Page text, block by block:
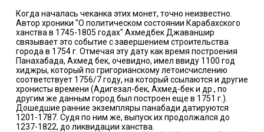
Когда началась чеканка этих монет, точно неизвестно.
Автор хроники "О политическом состоянии Карабахского
ханства в 1745-1805 годах" Ахмедбек Джаваншир
связывает это событие с завершением строительства
города в 1754 г. Отмечая эту дату как время построения
Панахабада, Ахмед бек, очевидно, имел ввиду 1100 год
хиджры, который по григорианскому летоисчислению
соответствует 1756/7 году, на который ссылаются и другие
хронисты времени (Адигезал-бек, Ахмед-бек и др., по
другим же данным город был построен еще в 1751 г.).
Дошедшие ранние экземпляры панабади датируются
1201-1787. Судя по ним же, выпуск их продолжался до
1237-1822, до ликвидации ханства.